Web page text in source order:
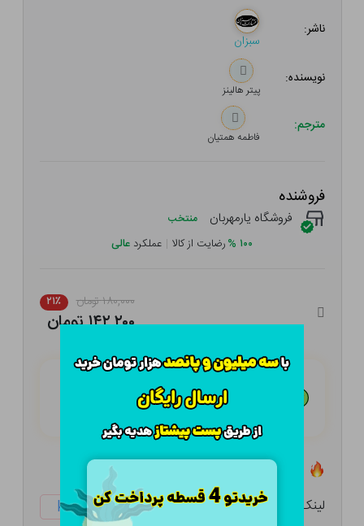
ناشر:
سبزان
نویسنده:
پیتر هالینز
مترجم:
فاطمه همتیان
فروشنده
فروشگاه یارمهربان منتخب
۱۰۰ %رضایت از کالا | عملکرد عالی
۱۸۰,۰۰۰ تومان ۲۱٪
۱۴۲,۲۰۰ تومان
هـر قسط با تــرب‌پــی: ۳۵,۵۵۰
تعداد ۰ عدد در انبار موجود است
لینک کوتاه: ketabtala.com/sbp-41550